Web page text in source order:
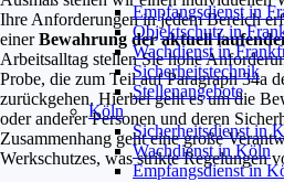
Empfangsdienst in
Objektschutz in
Wachdienst in
Sicherheitstechnik
Stellenangebote
Köln
Sicherheitsdienst in
Wachdienst in Köln
Empfangsdienst in
Ihre Anforderungen in jedem Bereich
einerBewahrung der aktuell
Arbeitsalltag stellen Sie hohe
Probe, die zum Teil auf Paragraph 34a
zurückgehen. Hierbei geht es um die
oder anderer Personen und deren
Zusammenhang geht eine große
Werkschutzes, was strikte Regelungen